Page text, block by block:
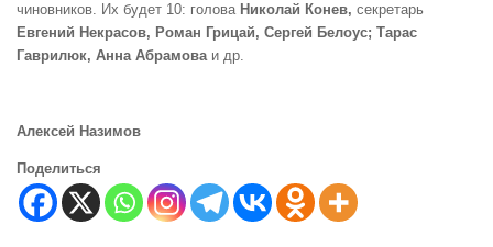
чиновников. Их будет 10: голова Николай Конев, секретарь
Евгений Некрасов, Роман Грицай, Сергей Белоус; Тарас
Гаврилюк, Анна Абрамоваи др.
Алексей Назимов
Поделиться